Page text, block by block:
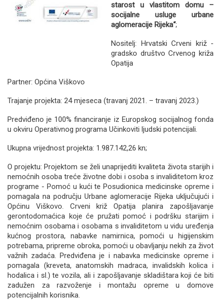
starost u vlastitom domu –
socijalne usluge urbane
aglomeracije Rijeka“;
Nositelj: Hrvatski Crveni križ -
gradsko društvo Crvenog križa
Opatija
Partner: Općina Viškovo
Trajanje projekta: 24 mjeseca (travanj 2021. – travanj 2023.)
Predviđeno je 100% financiranje iz Europskog socijalnog fonda
u okviru Operativnog programa Učinkoviti ljudski potencijali.
Ukupna vrijednost projekta: 1.987.142,26 kn;
O projektu: Projektom se želi unaprijediti kvaliteta života starijih i
nemoćnih osoba treće životne dobi i osoba s invaliditetom kroz
programe - Pomoć u kući te Posudionica medicinske opreme i
pomagala na području Urbane aglomeracije Rijeka uključujući i
Općinu Viškovo. Crveni križ Opatija planira zapošljavanje
gerontodomaćica koje će pružati pomoć i podršku starijim i
nemoćnim osobama i osobama s invaliditetom u vidu uređenja
kućnog prostora, nabavke namirnica, pomoći u higijenskim
potrebama, pripreme obroka, pomoći u obavljanju nekih za život
važnih zadaća. Predviđena je i nabavka medicinske opreme i
pomagala (kreveta, anatomskih madraca, invalidskih kolica i
hodalica i sl.) te vozila, ali i zapošljavanje skladištara koji će biti
zadužen za razvoženje i montažu opreme u domove
potencijalnih korisnika.